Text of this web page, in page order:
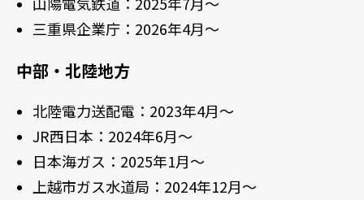
三重県企業庁：2026年4月～
中部・北陸地方
北陸電力送配電：2023年4月～
JR西日本：2024年6月～
日本海ガス：2025年1月～
上越市ガス水道局：2024年12月～